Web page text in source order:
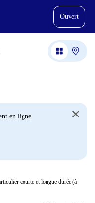
Ouvert
en ligne
courte et longue durée (à